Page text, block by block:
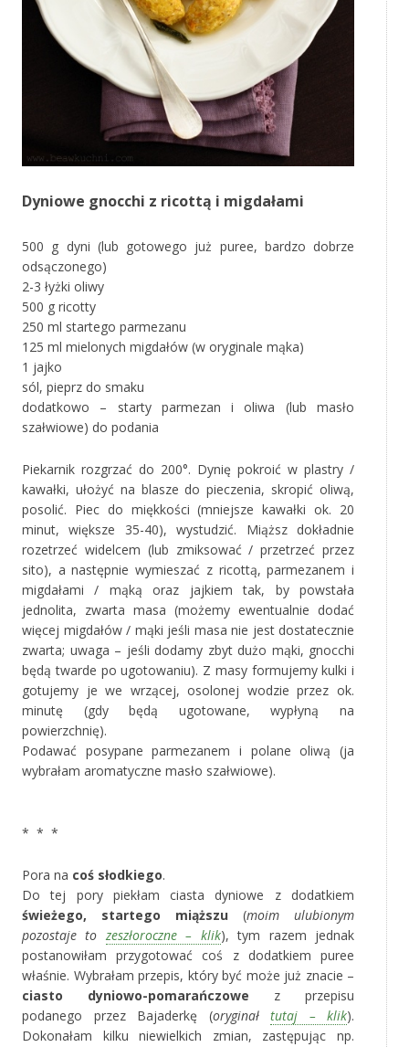
Dyniowe gnocchi z ricottą i migdałami
500 g dyni (lub gotowego już puree, bardzo dobrze
odsączonego)
2-3 łyżki oliwy
500 g ricotty
250 ml startego parmezanu
125 ml mielonych migdałów (w oryginale mąka)
1 jajko
sól, pieprz do smaku
dodatkowo – starty parmezan i oliwa (lub masło
szałwiowe) do podania
Piekarnik rozgrzać do 200°. Dynię pokroić w plastry /
kawałki, ułożyć na blasze do pieczenia, skropić oliwą,
posolić. Piec do miękkości (mniejsze kawałki ok. 20
minut, większe 35-40), wystudzić. Miąższ dokładnie
rozetrzeć widelcem (lub zmiksować / przetrzeć przez
sito), a następnie wymieszać z ricottą, parmezanem i
migdałami / mąką oraz jajkiem tak, by powstała
jednolita, zwarta masa (możemy ewentualnie dodać
więcej migdałów / mąki jeśli masa nie jest dostatecznie
zwarta; uwaga – jeśli dodamy zbyt dużo mąki, gnocchi
będą twarde po ugotowaniu). Z masy formujemy kulki i
gotujemy je we wrzącej, osolonej wodzie przez ok.
minutę (gdy będą ugotowane, wypłyną na
powierzchnię).
Podawać posypane parmezanem i polane oliwą (ja
wybrałam aromatyczne masło szałwiowe).
* * *
Pora na coś słodkiego.
Do tej pory piekłam ciasta dyniowe z dodatkiem
świeżego, startego miąższu (moim ulubionym
pozostaje to zeszłoroczne – klik), tym razem jednak
postanowiłam przygotować coś z dodatkiem puree
właśnie. Wybrałam przepis, który być może już znacie –
ciasto dyniowo-pomarańczowe z przepisu
podanego przez Bajaderkę (oryginał tutaj – klik).
Dokonałam kilku niewielkich zmian, zastępując np.